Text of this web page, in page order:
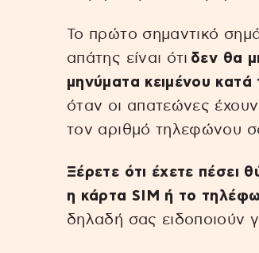
Το πρώτο σημαντικό
απάτης είναι ότι δεν θα
μηνύματα κειμένου κατά
όταν οι απατεώνες
τον αριθμό τηλεφώνου
Ξέρετε ότι έχετε πέσει
η κάρτα SIM ή το
δηλαδή σας ειδοποιούν